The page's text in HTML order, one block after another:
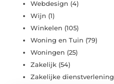
Webdesign (4)
Wijn (1)
Winkelen (105)
Woning en Tuin (79)
Woningen (25)
Zakelijk (54)
Zakelijke dienstverlening